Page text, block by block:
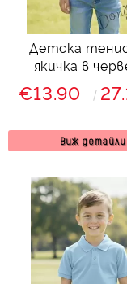
Детска
якичка в
подходяща за
или момиче
€13.90
Виж детайли